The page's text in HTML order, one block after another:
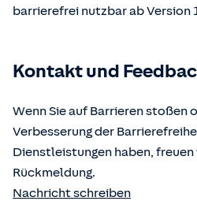
barrierefrei nutzbar ab Version
Kontakt und
Wenn Sie auf Barrieren stoßen
Verbesserung der
Dienstleistungen haben,
Rückmeldung.
Nachricht schreiben